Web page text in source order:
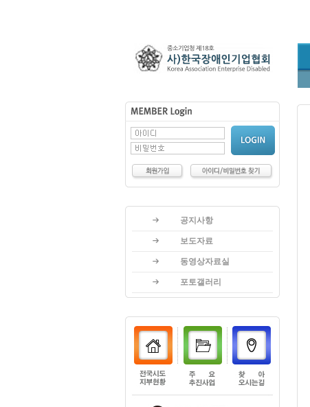
공지사항
보도자료
동영상자료실
포토갤러리